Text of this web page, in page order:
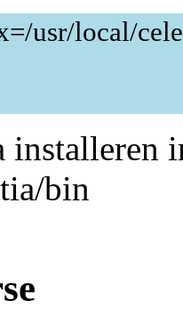
usr/local/
installeren
bin